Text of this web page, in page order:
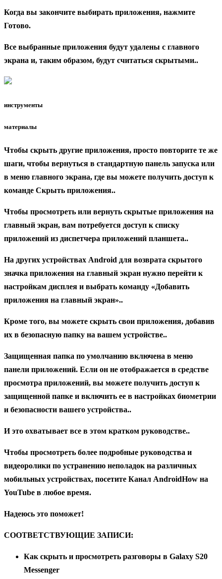
Когда вы закончите выбирать приложения, нажмите
Готово.
Все выбранные приложения будут удалены с главного
экрана и, таким образом, будут считаться скрытыми..
инструменты
материалы
Чтобы скрыть другие приложения, просто повторите те же
шаги, чтобы вернуться в стандартную панель запуска или
в меню главного экрана, где вы можете получить доступ к
команде Скрыть приложения..
Чтобы просмотреть или вернуть скрытые приложения на
главный экран, вам потребуется доступ к списку
приложений из диспетчера приложений планшета..
На других устройствах Android для возврата скрытого
значка приложения на главный экран нужно перейти к
настройкам дисплея и выбрать команду «Добавить
приложения на главный экран»..
Кроме того, вы можете скрыть свои приложения, добавив
их в безопасную папку на вашем устройстве..
Защищенная папка по умолчанию включена в меню
панели приложений. Если он не отображается в средстве
просмотра приложений, вы можете получить доступ к
защищенной папке и включить ее в настройках биометрии
и безопасности вашего устройства..
И это охватывает все в этом кратком руководстве..
Чтобы просмотреть более подробные руководства и
видеоролики по устранению неполадок на различных
мобильных устройствах, посетите Канал AndroidHow на
YouTube в любое время.
Надеюсь это поможет!
СООТВЕТСТВУЮЩИЕ ЗАПИСИ:
Как скрыть и просмотреть разговоры в Galaxy S20
Messenger